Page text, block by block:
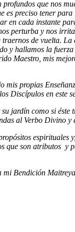
que nos
es preciso tener
en cada instante
perturba y nos
de vuelta.
y hallamos la
Maestro, mis
mis propias
Discípulos en este
jardín como si éste
al Verbo Divino
espirituales
que son atributos y
mi Bendición